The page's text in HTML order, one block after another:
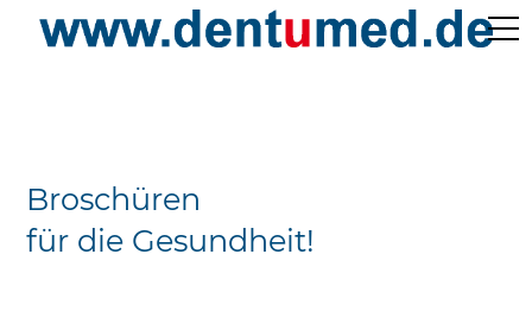
Ärzteverzeichnisse
Broschüren
für die Gesundheit!